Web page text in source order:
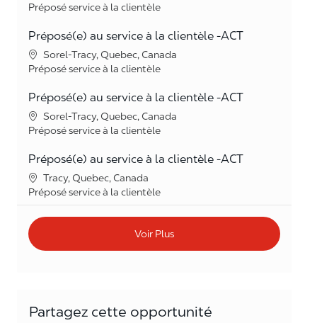
Catégorie
Préposé service à la clientèle
Préposé(e) au service à la clientèle -ACT
LieuSorel-Tracy, Quebec, Canada
Catégorie
Préposé service à la clientèle
Préposé(e) au service à la clientèle -ACT
LieuSorel-Tracy, Quebec, Canada
Catégorie
Préposé service à la clientèle
Préposé(e) au service à la clientèle -ACT
LieuTracy, Quebec, Canada
Catégorie
Préposé service à la clientèle
Voir Plus
Partagez cette opportunité